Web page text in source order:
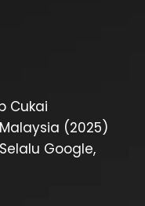
Cukai
(2025)
Google,